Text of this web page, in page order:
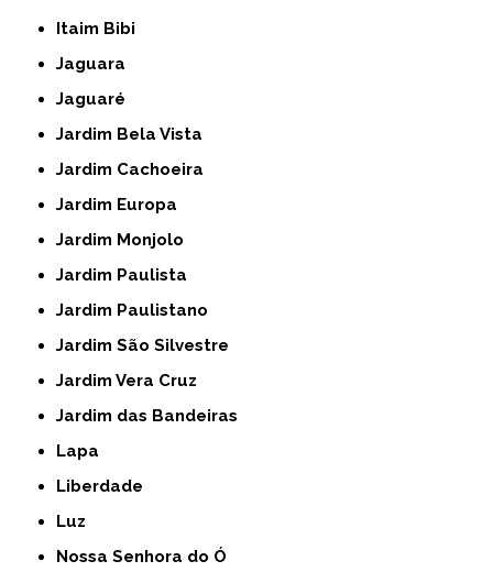
Itaim Bibi
Jaguara
Jaguaré
Jardim Bela Vista
Jardim Cachoeira
Jardim Europa
Jardim Monjolo
Jardim Paulista
Jardim Paulistano
Jardim São Silvestre
Jardim Vera Cruz
Jardim das Bandeiras
Lapa
Liberdade
Luz
Nossa Senhora do Ó